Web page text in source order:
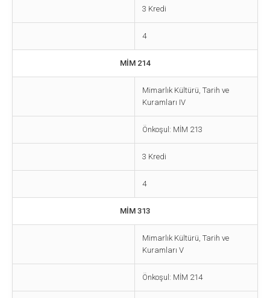
3 Kredi
4
MİM 214
Mimarlık Kültürü, Tarih ve
Kuramları IV
Önkoşul: MİM 213
3 Kredi
4
MİM 313
Mimarlık Kültürü, Tarih ve
Kuramları V
Önkoşul: MİM 214